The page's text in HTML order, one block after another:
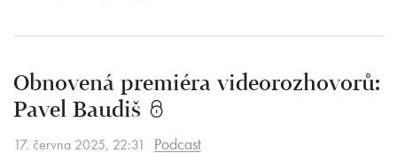
Obnovená premiéra videorozhovorů:
Pavel Baudiš
17. června 2025, 22:31
Podcast